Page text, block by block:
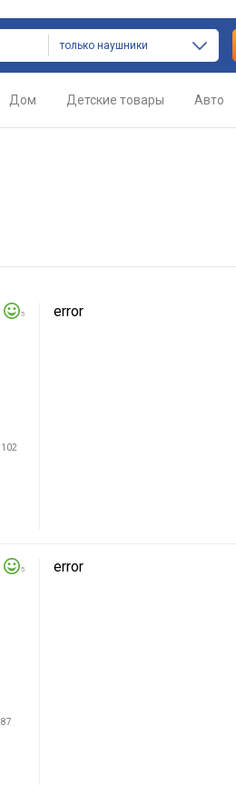
только наушники
Дом Детские товары Авто
5
102
error
5
87
error